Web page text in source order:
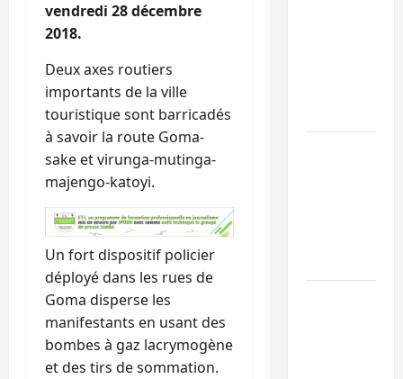
vendredi 28 décembre
2018.
Deux axes routiers
importants de la ville
touristique sont barricadés
à savoir la route Goma-
sake et virunga-mutinga-
majengo-katoyi.
Un fort dispositif policier
déployé dans les rues de
Goma disperse les
manifestants en usant des
bombes à gaz lacrymogène
et des tirs de sommation.